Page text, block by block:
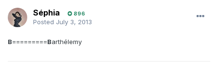
Séphia 896
Posted July 3, 2013
B=========Barthélemy